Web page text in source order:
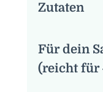
Zutaten
Für dein
(reicht für